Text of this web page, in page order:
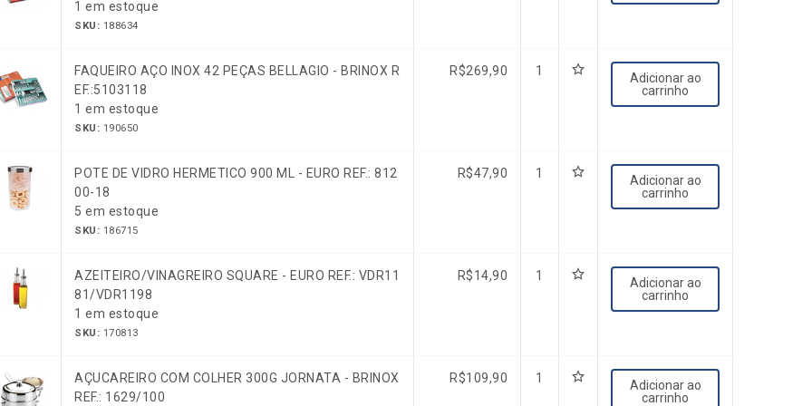
1 em estoque
SKU: 188634
FAQUEIRO AÇO INOX 42 PEÇAS BELLAGIO - BRINOX R
EF.:5103118
1 em estoque
SKU: 190650
R$269,90 1
Adicionar ao
carrinho
POTE DE VIDRO HERMETICO 900 ML - EURO REF.: 812
00-18
5 em estoque
SKU: 186715
R$47,90 1
Adicionar ao
carrinho
AZEITEIRO/VINAGREIRO SQUARE - EURO REF.: VDR11
81/VDR1198
1 em estoque
SKU: 170813
R$14,90 1
Adicionar ao
carrinho
AÇUCAREIRO COM COLHER 300G JORNATA - BRINOX
REF.: 1629/100
R$109,90 1
Adicionar ao
carrinho